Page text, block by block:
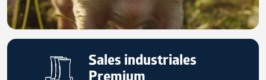
Sales industriales